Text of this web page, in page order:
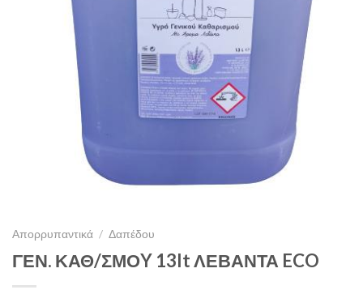
Απορρυπαντικά / Δαπέδου
ΓΕΝ. ΚΑΘ/ΣΜΟY 13lt ΛΕΒΑΝΤΑ ECO